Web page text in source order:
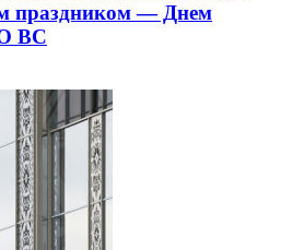
праздником — Днем
ВС